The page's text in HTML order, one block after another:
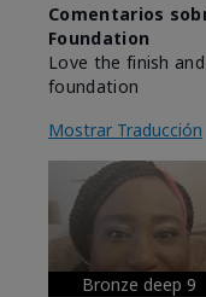
Comentarios
Foundation
Love the finish
foundation
Mostrar Traducción
Bronze deep 9